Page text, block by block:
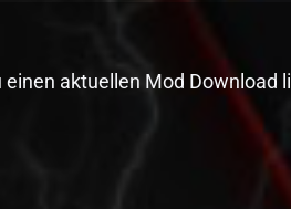
aktuellen Mod Download